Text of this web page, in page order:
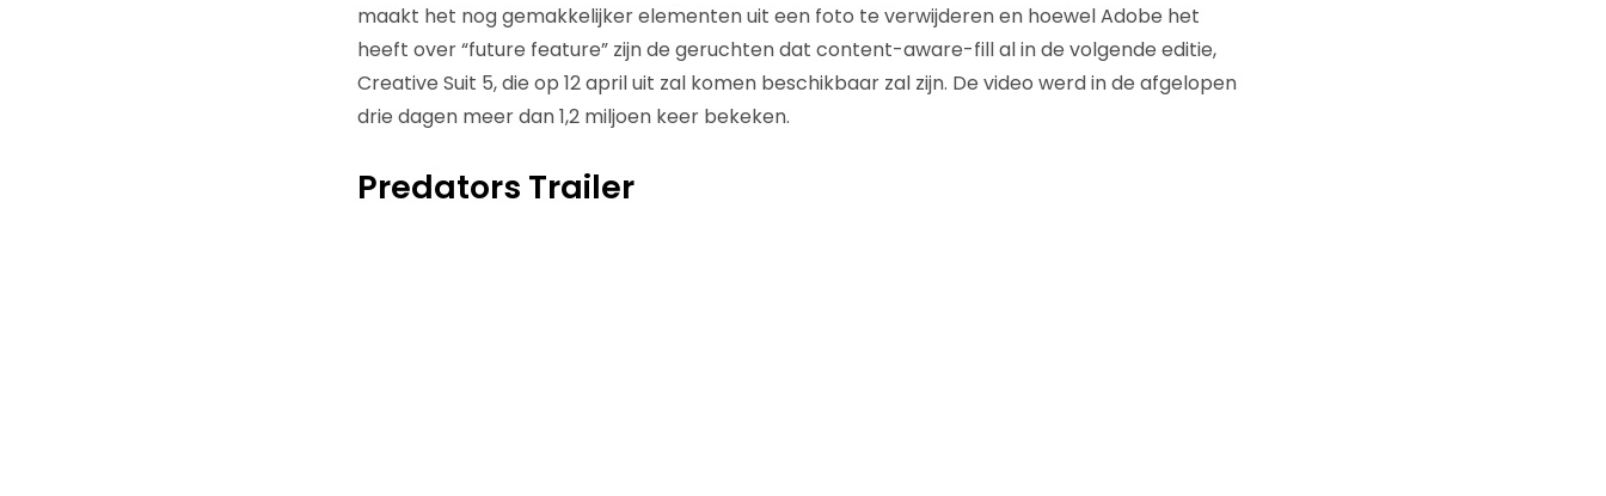
maakt het nog gemakkelijker elementen uit een foto te verwijderen en hoewel Adobe het
heeft over “future feature” zijn de geruchten dat content-aware-fill al in de volgende editie,
Creative Suit 5, die op 12 april uit zal komen beschikbaar zal zijn. De video werd in de afgelopen
drie dagen meer dan 1,2 miljoen keer bekeken.
Predators Trailer